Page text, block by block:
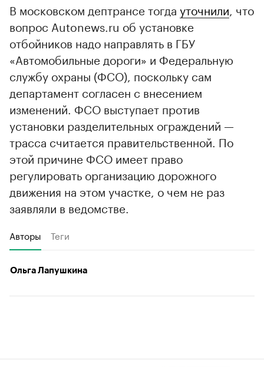
В московском дептрансе тогда уточнили, что
вопрос Autonews.ru об установке
отбойников надо направлять в ГБУ
«Автомобильные дороги» и Федеральную
службу охраны (ФСО), поскольку сам
департамент согласен с внесением
изменений. ФСО выступает против
установки разделительных ограждений —
трасса считается правительственной. По
этой причине ФСО имеет право
регулировать организацию дорожного
движения на этом участке, о чем не раз
заявляли в ведомстве.
Авторы Теги
Ольга Лапушкина